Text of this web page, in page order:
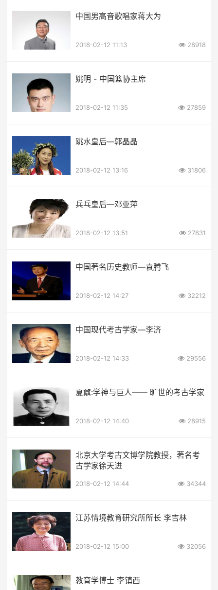
中国男高音歌唱家蒋大为
2018-02-12 11:13 28918
姚明 - 中国篮协主席
2018-02-12 11:35 27859
跳水皇后—郭晶晶
2018-02-12 13:16 31806
兵乓皇后—邓亚萍
2018-02-12 13:51 27831
中国著名历史教师—袁腾飞
2018-02-12 14:27 32212
中国现代考古学家—李济
2018-02-12 14:33 29556
夏鼐:学神与巨人—— 旷世的考古学家
2018-02-12 14:40 28915
北京大学考古文博学院教授，著名考
古学家徐天进
2018-02-12 14:44 34344
江苏情境教育研究所所长 李吉林
2018-02-12 15:00 32056
教育学博士 李镇西